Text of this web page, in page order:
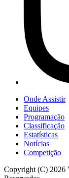
Onde Assistir
Equipes
Programação
Classificação
Estatísticas
Notícias
Competição
Copyright (C) 2026